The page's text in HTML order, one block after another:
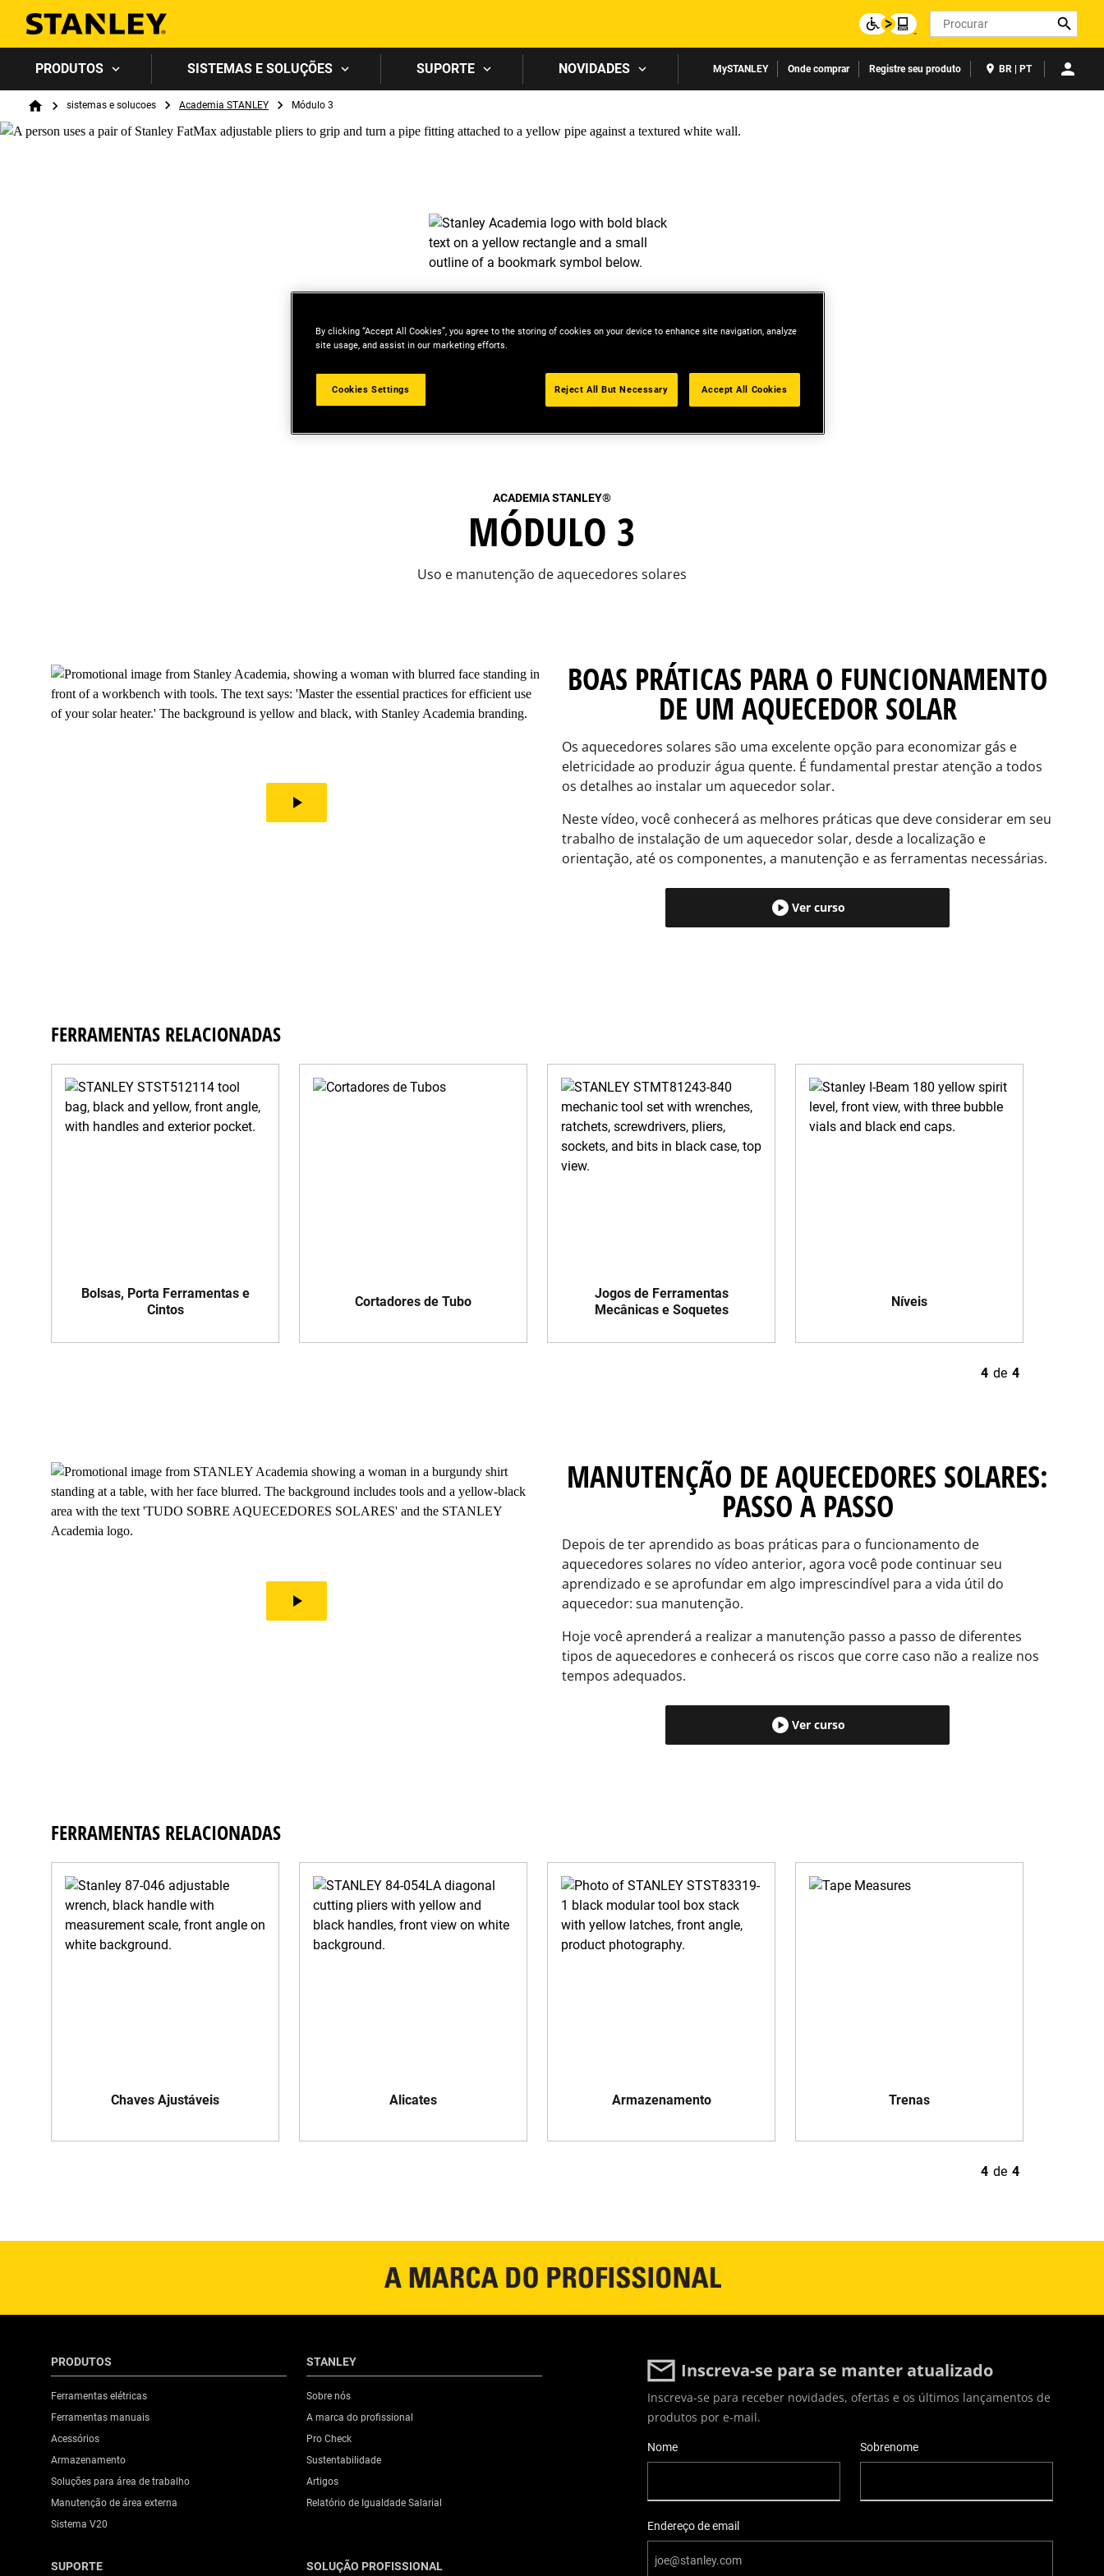
Search
PRODUTOS SISTEMAS E SOLUÇÕES SUPORTE NOVIDADES MySTANLEY Onde comprar Registre seu produto BR | PT
Breadcrumb
Homesistemas e solucoes Academia STANLEY Módulo 3
ACADEMIA STANLEY®
MÓDULO 3
Uso e manutenção de aquecedores solares
play_arrow
BOAS PRÁTICAS PARA O FUNCIONAMENTO
DE UM AQUECEDOR SOLAR
Os aquecedores solares são uma excelente opção para economizar gás e
eletricidade ao produzir água quente. É fundamental prestar atenção a todos
os detalhes ao instalar um aquecedor solar.
Neste vídeo, você conhecerá as melhores práticas que deve considerar em seu
trabalho de instalação de um aquecedor solar, desde a localização e
orientação, até os componentes, a manutenção e as ferramentas necessárias.
Ver curso
FERRAMENTAS RELACIONADAS
Bolsas, Porta Ferramentas e
Cintos
Cortadores de Tubo
Jogos de Ferramentas
Mecânicas e Soquetes
Níveis
4 de 4
play_arrow
MANUTENÇÃO DE AQUECEDORES SOLARES:
PASSO A PASSO
Depois de ter aprendido as boas práticas para o funcionamento de
aquecedores solares no vídeo anterior, agora você pode continuar seu
aprendizado e se aprofundar em algo imprescindível para a vida útil do
aquecedor: sua manutenção.
Hoje você aprenderá a realizar a manutenção passo a passo de diferentes
tipos de aquecedores e conhecerá os riscos que corre caso não a realize nos
tempos adequados.
Ver curso
FERRAMENTAS RELACIONADAS
Chaves Ajustáveis Alicates Armazenamento Trenas
4 de 4
PRODUTOS
Ferramentas elétricas
Ferramentas manuais
Acessórios
Armazenamento
Soluções para área de trabalho
Manutenção de área externa
Sistema V20
STANLEY
Sobre nós
A marca do profissional
Pro Check
Sustentabilidade
Artigos
Relatório de Igualdade Salarial
SUPORTE SOLUÇÃO PROFISSIONAL
Inscreva-se para se manter atualizado
Inscreva-se para receber novidades, ofertas e os últimos lançamentos de
produtos por e-mail.
User Details
Nome Sobrenome
Endereço de email
By clicking “Accept All Cookies”, you agree to the storing of cookies on your device to enhance site navigation, analyze
site usage, and assist in our marketing efforts.
Cookies Settings Reject All But Necessary Accept All Cookies